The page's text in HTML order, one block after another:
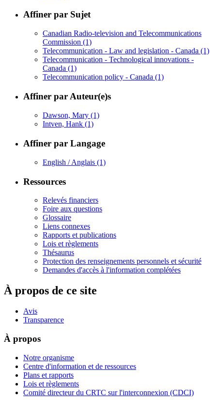
Affiner par Sujet
Canadian Radio-television and Telecommunications
Commission (1)
Telecommunication - Law and legislation - Canada (1)
Telecommunication - Technological innovations -
Canada (1)
Telecommunication policy - Canada (1)
Affiner par Auteur(e)s
Dawson, Mary (1)
Intven, Hank (1)
Affiner par Langage
English / Anglais (1)
Ressources
Relevés financiers
Foire aux questions
Glossaire
Liens connexes
Rapports et publications
Lois et règlements
Thésaurus
Protection des renseignements personnels et sécurité
Demandes d'accès à l'information complétées
À propos de ce site
Avis
Transparence
À propos
Notre organisme
Centre d'information et de ressources
Plans et rapports
Lois et règlements
Comité directeur du CRTC sur l'interconnexion (CDCI)